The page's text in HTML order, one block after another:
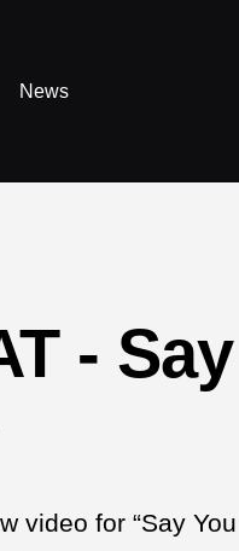
News
-
video for “Say